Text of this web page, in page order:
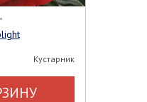
Кустарник